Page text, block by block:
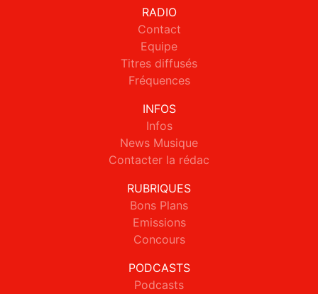
RADIO
Contact
Equipe
Titres diffusés
Fréquences
INFOS
Infos
News Musique
Contacter la rédac
RUBRIQUES
Bons Plans
Emissions
Concours
PODCASTS
Podcasts